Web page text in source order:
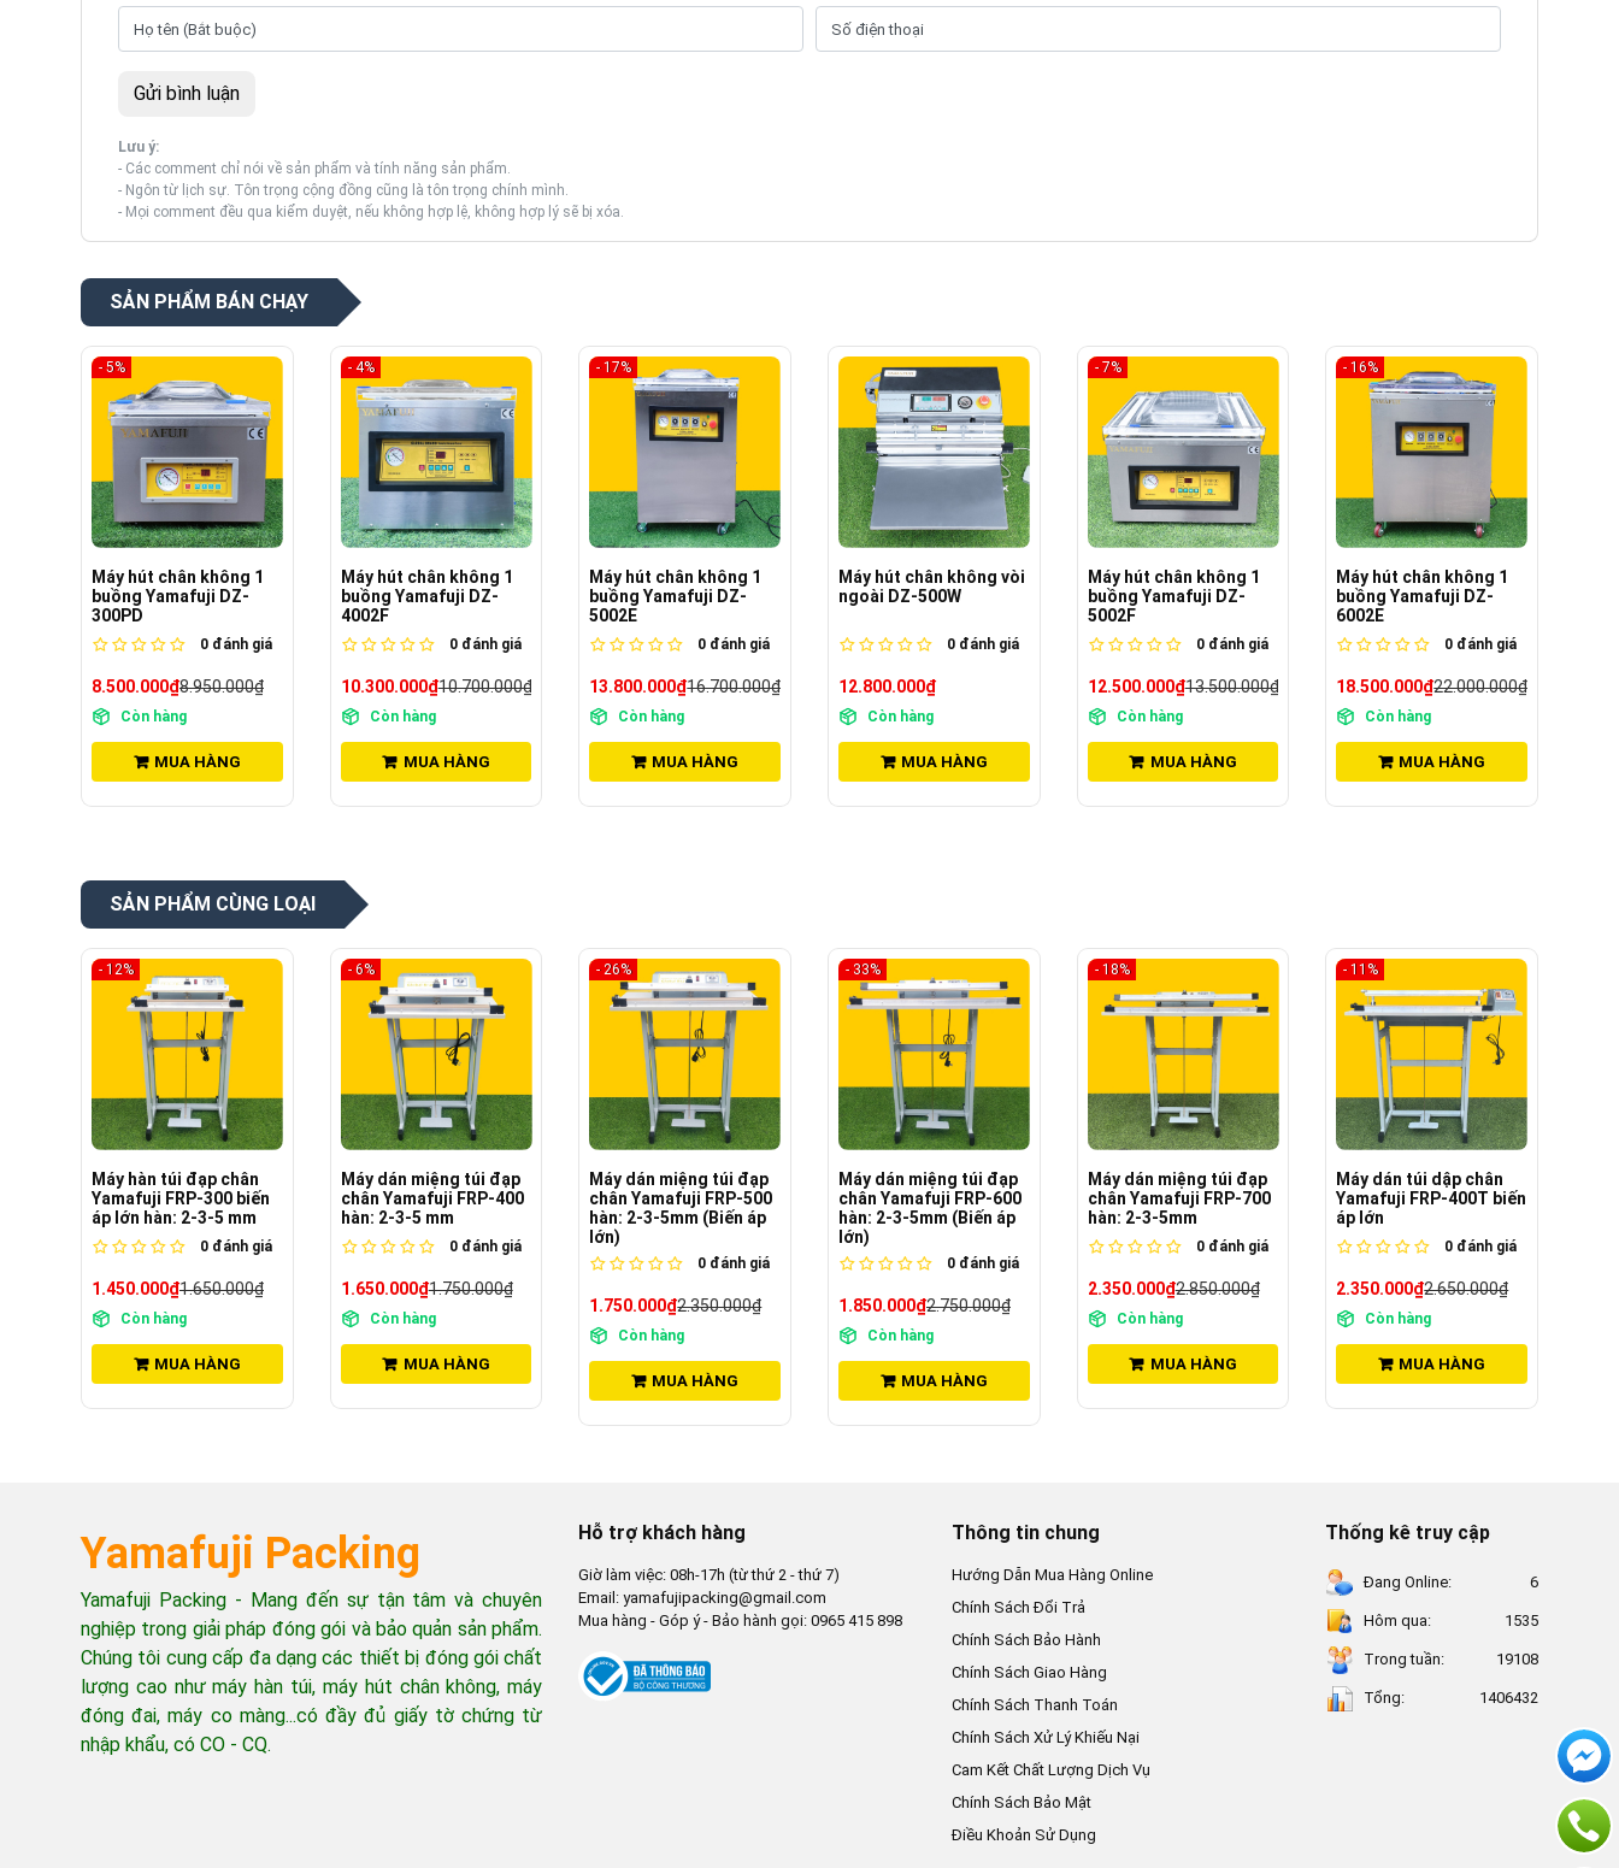
Lưu ý:
- Các comment chỉ nói về sản phẩm và tính năng sản phẩm.
- Ngôn từ lịch sự. Tôn trọng cộng đồng cũng là tôn trọng chính mình.
- Mọi comment đều qua kiểm duyệt, nếu không hợp lệ, không hợp lý sẽ bị xóa.
SẢN PHẨM BÁN CHẠY
- 4%
Máy hút chân không 1
buồng Yamafuji DZ-
4002F
0đánh giá
10.300.000₫10.700.000₫
Còn hàng
MUA HÀNG
- 17%
Máy hút chân không 1
buồng Yamafuji DZ-
5002E
0đánh giá
13.800.000₫16.700.000₫
Còn hàng
MUA HÀNG
Máy hút chân không vòi
ngoài DZ-500W
0 đánh giá
12.800.000₫
Còn hàng
MUA HÀNG
Máy hút chân không 1
buồng Yamafuji DZ-
0đánh giá
12.500.000₫13.500.000₫
Còn hàng
MUA HÀNG
- 16%
Máy hút chân không 1
buồng Yamafuji DZ-
6002E
0đánh giá
18.500.000₫22.000.000₫
Còn hàng
MUA HÀNG
Máy hút chân không vòi
ngoài Yamafuji DZ-
600W
0 đánh giá
28.500.000₫
Còn hàng
MUA HÀNG
SẢN PHẨM CÙNG LOẠI
- 6%
Máy dán miệng túi đạp
chân Yamafuji FRP-400
hàn: 2-3-5 mm
0 đánh giá
1.650.000₫1.750.000₫
Còn hàng
MUA HÀNG
- 26%
Máy dán miệng túi đạp
chân Yamafuji FRP-500
hàn: 2-3-5mm (Biến áp
lớn)
MUA HÀNG
- 33%
Máy dán miệng túi đạp
chân Yamafuji FRP-600
hàn: 2-3-5mm (Biến áp
lớn)
0 đánh giá
1.850.000₫2.750.000₫
Còn hàng
MUA HÀNG
- 18%
Máy dán miệng túi đạp
chân Yamafuji FRP-700
hàn: 2-3-5mm
Còn hàng
MUA HÀNG
- 11%
Máy dán túi dập chân
Yamafuji FRP-400T biến
áp lớn
0 đánh giá
2.350.000₫2.650.000₫
Còn hàng
MUA HÀNG
- 12%
Máy dán túi dập chân
Yamafuji FRP-600T biến
áp lớn
0 đánh giá
2.850.000₫3.250.000₫
Còn hàng
MUA HÀNG
Yamafuji Packing
Yamafuji Packing - Mang đến sự tận tâm và chuyên
nghiệp trong giải pháp đóng gói và bảo quản sản phẩm.
Chúng tôi cung cấp đa dạng các thiết bị đóng gói chất
lượng cao như máy hàn túi, máy hút chân không, máy
đóng đai, máy co màng...có đầy đủ giấy tờ chứng từ
nhập khẩu, có CO - CQ.
Hỗ trợ khách hàng
Giờ làm việc: 08h-17h (từ thứ 2 - thứ 7)
Email: yamafujipacking@gmail.com
Mua hàng - Góp ý - Bảo hành gọi: 0965 415 898
Thông tin chung
Hướng Dẫn Mua Hàng Online
Chính Sách Đổi Trả
Chính Sách Bảo Hành
Chính Sách Giao Hàng
Chính Sách Thanh Toán
Chính Sách Xử Lý Khiếu Nại
Cam Kết Chất Lượng Dịch Vụ
Chính Sách Bảo Mật
Điều Khoản Sử Dụng
Thống kê truy cập
Đang Online: 6
Hôm qua: 1535
Trong tuần: 19108
Tổng: 1406432